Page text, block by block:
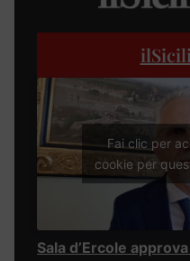
Fai clic per
cookie per
Sala d’Ercole